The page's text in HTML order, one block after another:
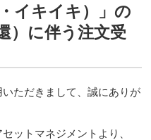
イキイキ）」の
）に伴う注文受
ただきまして、誠にありが
ットマネジメントより、